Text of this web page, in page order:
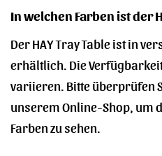
In welchen Farben ist der
Der HAY Tray Table ist in
erhältlich. Die
variieren. Bitte überprüfen
unserem Online-Shop, um
Farben zu sehen.